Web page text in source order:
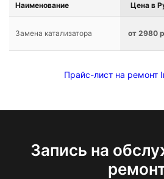
Наименование Цена в
Замена катализатора от 2980
Прайс-лист на ремонт
Запись на